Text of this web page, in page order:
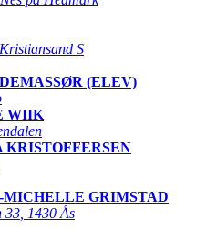
S
(ELEV)
WIIK
GRIMSTAD
33 1430 Ås